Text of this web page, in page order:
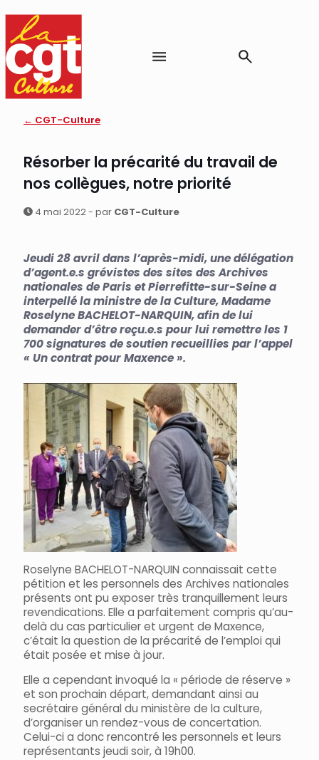
← CGT-Culture
Résorber la précarité du travail de
nos collègues, notre priorité
4 mai 2022 - par CGT-Culture
Jeudi 28 avril dans l’après-midi, une délégation
d’agent.e.s grévistes des sites des Archives
nationales de Paris et Pierrefitte-sur-Seine a
interpellé la ministre de la Culture, Madame
Roselyne BACHELOT-NARQUIN, afin de lui
demander d’être reçu.e.s pour lui remettre les 1
700 signatures de soutien recueillies par l’appel
« Un contrat pour Maxence ».
Roselyne BACHELOT-NARQUIN connaissait cette
pétition et les personnels des Archives nationales
présents ont pu exposer très tranquillement leurs
revendications. Elle a parfaitement compris qu’au-
delà du cas particulier et urgent de Maxence,
c’était la question de la précarité de l’emploi qui
était posée et mise à jour.
Elle a cependant invoqué la « période de réserve »
et son prochain départ, demandant ainsi au
secrétaire général du ministère de la culture,
d’organiser un rendez-vous de concertation.
Celui-ci a donc rencontré les personnels et leurs
représentants jeudi soir, à 19h00.